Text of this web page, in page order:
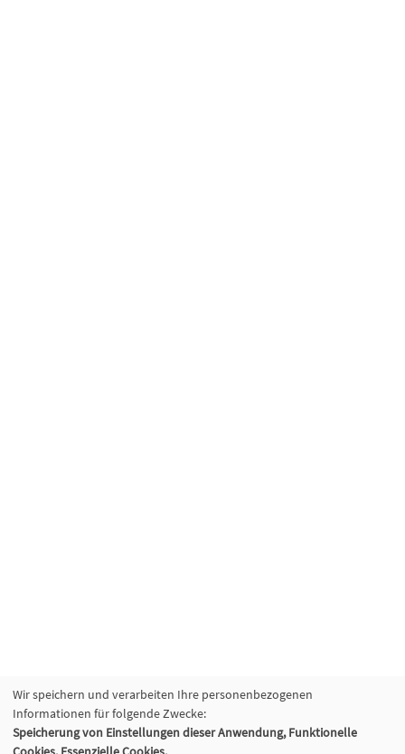
Wir speichern und verarbeiten Ihre personenbezogenen
Informationen für folgende Zwecke:
Speicherung von Einstellungen dieser Anwendung, Funktionelle